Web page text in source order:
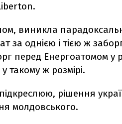
виникла
за однією і тією ж
перед Енергоатомом у
такому ж розмірі.
рішення
молдовського.